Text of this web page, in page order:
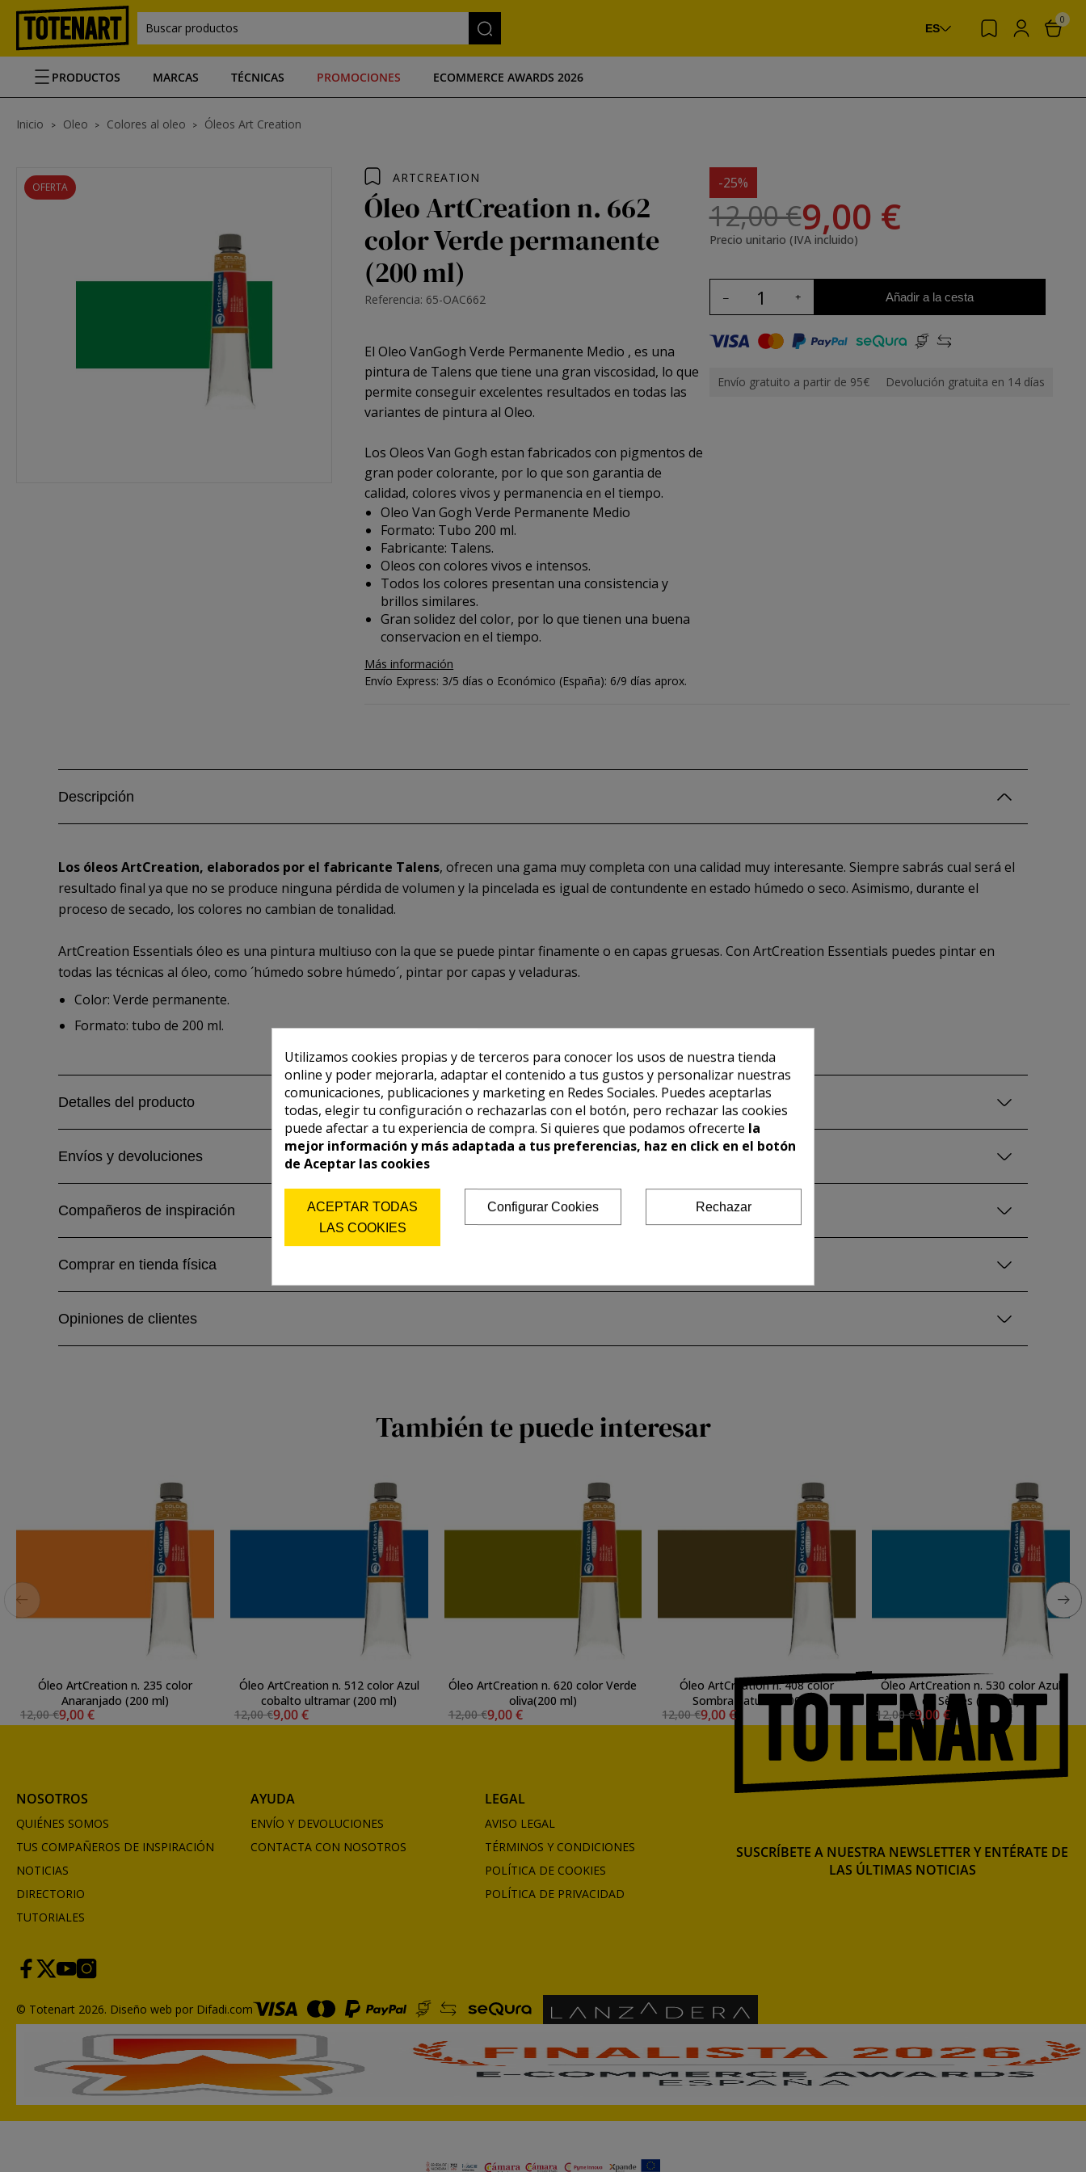
Buscar productos ES
0
PRODUCTOS MARCAS TÉCNICAS PROMOCIONES ECOMMERCE AWARDS 2026
Inicio Oleo Colores al oleo Óleos Art Creation
OFERTA
ARTCREATION
Óleo ArtCreation n. 662
color Verde permanente
(200 ml)
Referencia: 65-OAC662
ElOleo VanGogh Verde Permanente Medio , es una
pintura de Talens que tiene una gran viscosidad, lo que
permite conseguir excelentes resultados en todas las
variantes de pintura al Oleo.
Los Oleos Van Gogh estan fabricados con pigmentos de
gran poder colorante, por lo que son garantia de
calidad, colores vivos y permanencia en el tiempo.
Oleo Van Gogh Verde Permanente Medio
Formato: Tubo 200 ml.
Fabricante: Talens.
Oleos con colores vivos e intensos.
Todos los colores presentan una consistencia y
brillos similares.
Gran solidez del color, por lo que tienen una buena
conservacion en el tiempo.
Más información
-25%
12,00 €9,00 €
Precio unitario (IVA incluido)
Añadir a la cesta
Envío gratuito a partir de 95€ Devolución gratuita en 14 días
Envío Express: 3/5 días o Económico (España): 6/9 días aprox.
Descripción
Los óleos ArtCreation, elaborados por el fabricante Talens, ofrecen una gama muy completa con una calidad muy interesante. Siempre sabrás cual será el
resultado final ya que no se produce ninguna pérdida de volumen y la pincelada es igual de contundente en estado húmedo o seco. Asimismo, durante el
proceso de secado, los colores no cambian de tonalidad.
ArtCreation Essentials óleo es una pintura multiuso con la que se puede pintar finamente o en capas gruesas. Con ArtCreation Essentials puedes pintar en
todas las técnicas al óleo, como ´húmedo sobre húmedo´, pintar por capas y veladuras.
Color: Verde permanente.
Formato: tubo de 200 ml.
Detalles del producto
Envíos y devoluciones
Compañeros de inspiración
Comprar en tienda física
Opiniones de clientes
También te puede interesar
Óleo ArtCreation n. 235 color
Anaranjado (200 ml)
12,00 €9,00 €
Óleo ArtCreation n. 512 color Azul
cobalto ultramar (200 ml)
12,00 €9,00 €
Óleo ArtCreation n. 620 color Verde
oliva(200 ml)
12,00 €9,00 €
Óleo ArtCreation n. 408 color
Sombra natural (200 ml)
12,00 €9,00 €
Óleo ArtCreation n. 530 color Azul
de Sèvres (200 ml)
12,00 €9,00 €
NOSOTROS
QUIÉNES SOMOS
TUS COMPAÑEROS DE INSPIRACIÓN
NOTICIAS
DIRECTORIO
TUTORIALES
AYUDA
ENVÍO Y DEVOLUCIONES
CONTACTA CON NOSOTROS
LEGAL
AVISO LEGAL
TÉRMINOS Y CONDICIONES
POLÍTICA DE COOKIES
POLÍTICA DE PRIVACIDAD
SUSCRÍBETE A NUESTRA NEWSLETTER Y ENTÉRATE DE
LAS ÚLTIMAS NOTICIAS
© Totenart 2026. Diseño web por Difadi.com
Utilizamos cookies propias y de terceros para conocer los usos de nuestra tienda
online y poder mejorarla, adaptar el contenido a tus gustos y personalizar nuestras
comunicaciones, publicaciones y marketing en Redes Sociales. Puedes aceptarlas
todas, elegir tu configuración o rechazarlas con el botón, pero rechazar las cookies
puede afectar a tu experiencia de compra. Si quieres que podamos ofrecerte la
mejor información y más adaptada a tus preferencias, haz en click en el botón
de Aceptar las cookies
ACEPTAR TODAS
LAS COOKIES
Configurar Cookies Rechazar